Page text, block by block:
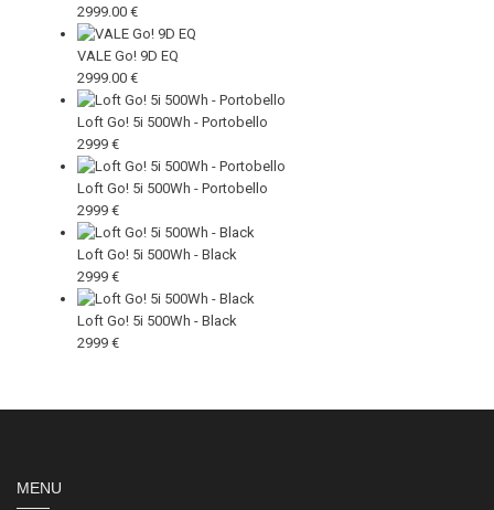
2999.00 €
VALE Go! 9D EQ
2999.00 €
Loft Go! 5i 500Wh - Portobello
2999 €
Loft Go! 5i 500Wh - Portobello
2999 €
Loft Go! 5i 500Wh - Black
2999 €
Loft Go! 5i 500Wh - Black
2999 €
MENU